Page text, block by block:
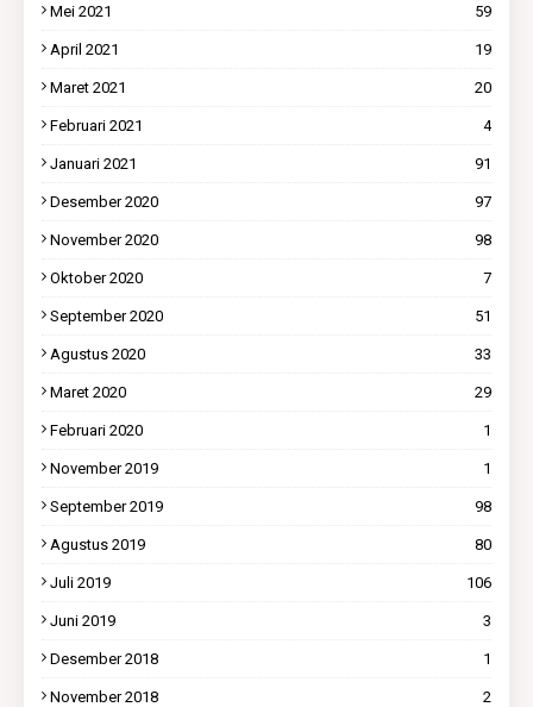
Mei 2021 59
April 2021 19
Maret 2021 20
Februari 2021 4
Januari 2021 91
Desember 2020 97
November 2020 98
Oktober 2020 7
September 2020 51
Agustus 2020 33
Maret 2020 29
Februari 2020 1
November 2019 1
September 2019 98
Agustus 2019 80
Juli 2019 106
Juni 2019 3
Desember 2018 1
November 2018 2